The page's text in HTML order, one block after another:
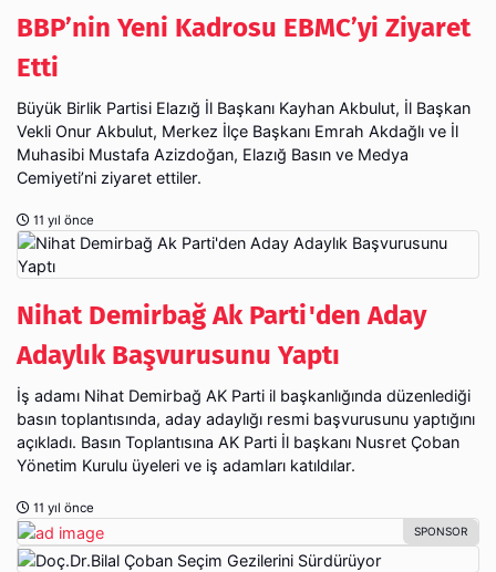
BBP’nin Yeni Kadrosu EBMC’yi Ziyaret
Büyük Birlik Partisi Elazığ İl Başkanı Kayhan Akbulut, İl Başkan
Vekli Onur Akbulut, Merkez İlçe Başkanı Emrah Akdağlı ve İl
Muhasibi Mustafa Azizdoğan, Elazığ Basın ve Medya
Cemiyeti’ni ziyaret ettiler.
11 yıl önce
Nihat Demirbağ Ak Parti'den Aday
Adaylık Başvurusunu Yaptı
İş adamı Nihat Demirbağ AK Parti il başkanlığında düzenlediği
basın toplantısında, aday adaylığı resmi başvurusunu yaptığını
açıkladı. Basın Toplantısına AK Parti İl başkanı Nusret Çoban
Yönetim Kurulu üyeleri ve iş adamları katıldılar.
11 yıl önce